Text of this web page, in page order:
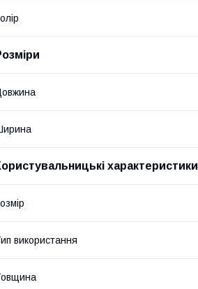
характеристики
використання